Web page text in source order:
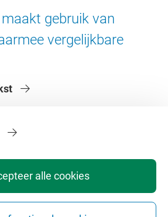
gebruik van
vergelijkbare
alle cookies